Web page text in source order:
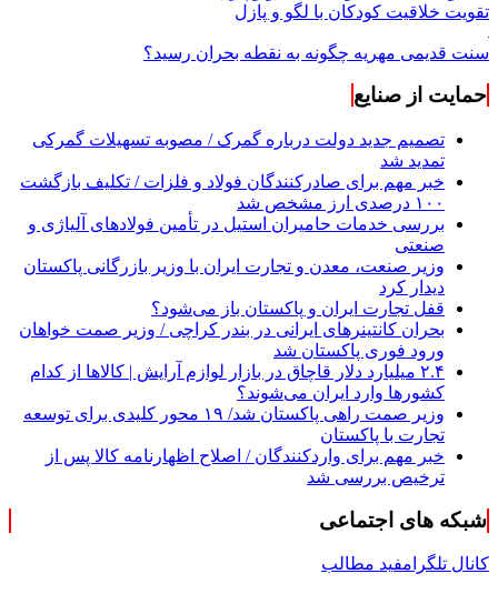
تقویت خلاقیت کودکان با لگو و پازل
سنت قدیمی مهریه چگونه به نقطه بحران رسید؟
حمایت از صنایع
تصمیم جدید دولت درباره گمرک / مصوبه تسهیلات گمرکی
تمدید شد
خبر مهم برای صادرکنندگان فولاد و فلزات / تکلیف بازگشت
۱۰۰ درصدی ارز مشخص شد
بررسی خدمات حامیران استیل در تأمین فولادهای آلیاژی و
صنعتی
وزیر صنعت، معدن و تجارت ایران با وزیر بازرگانی پاکستان
دیدار کرد
قفل تجارت ایران و پاکستان باز می‌شود؟
بحران کانتینر‌های ایرانی در بندر کراچی / وزیر صمت خواهان
ورود فوری پاکستان شد
۲.۴ میلیارد دلار قاچاق در بازار لوازم آرایش | کالاها از کدام
کشورها وارد ایران می‌شوند؟
وزیر صمت راهی پاکستان شد/ ۱۹ محور کلیدی برای توسعه
تجارت با پاکستان
خبر مهم برای واردکنندگان / اصلاح اظهارنامه کالا پس از
ترخیص بررسی شد
شبکه های اجتماعی
کانال تلگرامفید مطالب